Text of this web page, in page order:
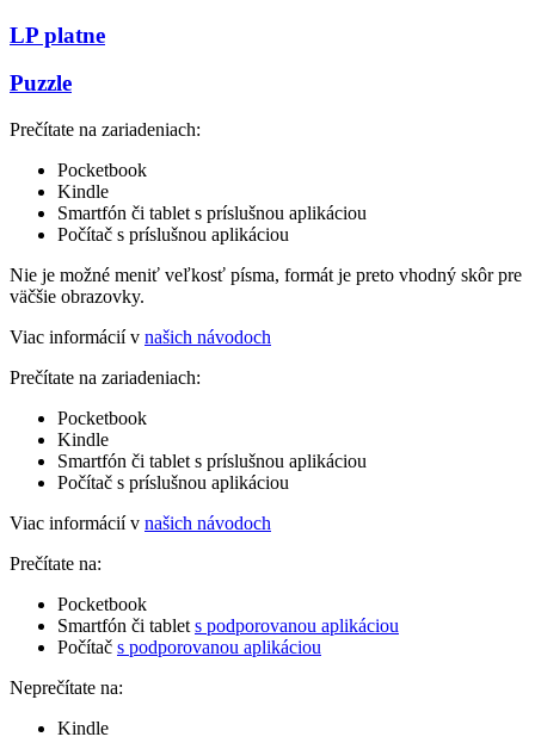
LP platne
Puzzle
Prečítate na zariadeniach:
Pocketbook
Kindle
Smartfón či tablet s príslušnou aplikáciou
Počítač s príslušnou aplikáciou
Nie je možné meniť veľkosť písma, formát je preto vhodný skôr pre
väčšie obrazovky.
Viac informácií v našich návodoch
Prečítate na zariadeniach:
Pocketbook
Kindle
Smartfón či tablet s príslušnou aplikáciou
Počítač s príslušnou aplikáciou
Viac informácií v našich návodoch
Prečítate na:
Pocketbook
Smartfón či tablet s podporovanou aplikáciou
Počítač s podporovanou aplikáciou
Neprečítate na:
Kindle